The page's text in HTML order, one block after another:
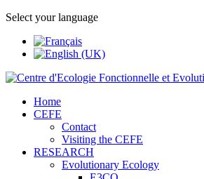
Select your language
Home
CEFE
Contact
Visiting the CEFE
RESEARCH
Evolutionary Ecology